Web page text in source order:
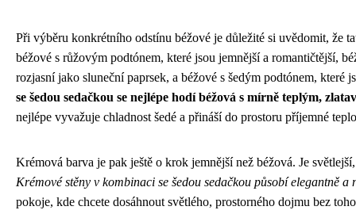
Při výběru konkrétního odstínu béžové je důležité si uvědomit, že
béžové s růžovým podtónem, které jsou jemnější a romantičtější,
rozjasní jako sluneční paprsek, a béžové s šedým podtónem, které
se šedou sedačkou se nejlépe hodí béžová s mírně teplým,
nejlépe vyvažuje chladnost šedé a přináší do prostoru příjemné
Krémová barva je pak ještě o krok jemnější než béžová. Je
Krémové stěny v kombinaci se šedou sedačkou působí elegantně a
pokoje, kde chcete dosáhnout světlého, prostorného dojmu bez